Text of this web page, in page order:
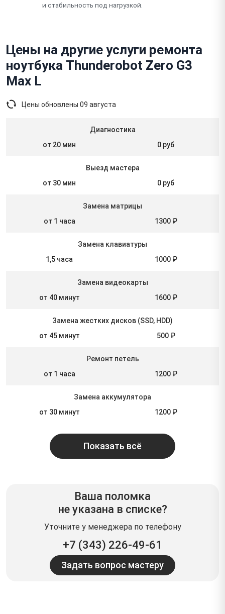
и стабильность под нагрузкой.
Цены на другие услуги ремонта
ноутбука Thunderobot Zero G3
Max L
Цены обновлены 09 августа
Диагностика
от 20 мин
0 руб
Выезд мастера
от 30 мин
0 руб
Замена матрицы
от 1 часа
1300 ₽
Замена клавиатуры
1,5 часа
1000 ₽
Замена видеокарты
от 40 минут
1600 ₽
Замена жестких дисков (SSD, HDD)
от 45 минут
500 ₽
Ремонт петель
от 1 часа
1200 ₽
Замена аккумулятора
от 30 минут
1200 ₽
Показать всё
Ваша поломка
не указана в списке?
Уточните у менеджера по телефону
+7 (343) 226-49-61
Задать вопрос мастеру